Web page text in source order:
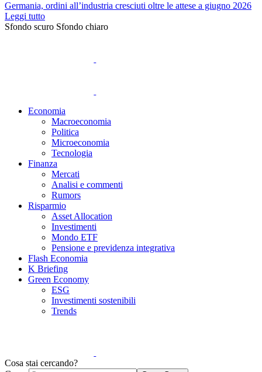
Germania, ordini all’industria cresciuti oltre le attese a giugno 2026
Leggi tutto
Sfondo scuro Sfondo chiaro
Economia
Macroeconomia
Politica
Microeconomia
Tecnologia
Finanza
Mercati
Analisi e commenti
Rumors
Risparmio
Asset Allocation
Investimenti
Mondo ETF
Pensione e previdenza integrativa
Flash Economia
K Briefing
Green Economy
ESG
Investimenti sostenibili
Trends
Cosa stai cercando?